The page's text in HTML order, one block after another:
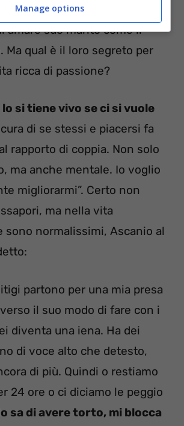
l’exgieffina
amare suo marito come il
Ma qual è il loro segreto per
ricca di passione?
si tiene vivo se ci si vuole
di se stessi e piacersi fa
rapporto di coppia. Non solo
ma anche mentale. Io voglio
migliorarmi”. Certo non
ma nella vita
sono normalissimi, Ascanio al
partono per una mia presa
il suo modo di fare con i
diventa una iena. Ha dei
di voce alto che detesto,
di più. Quindi o restiamo
24 ore o ci diciamo le peggio
sa di avere torto, mi blocca
Manage options